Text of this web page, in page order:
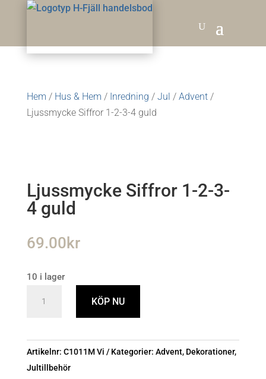
Hem / Hus & Hem / Inredning / Jul / Advent/
Ljussmycke Siffror 1-2-3-4 guld
Ljussmycke Siffror 1-2-3-
4 guld
69.00kr
10 i lager
2-
3-
4
KÖP NU
Artikelnr: C1011M Vi Kategorier: Advent, Dekorationer,
Jultillbehör